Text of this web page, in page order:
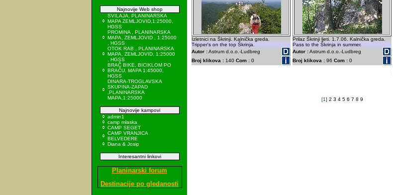
Najnovije Web shop
SVILAJA, PLANINARSKA
MAPA ZEMLJOVID,1:25000,
HGSS
PROMINA , PLANINARSKA
MAPA, ZEMLJOVID , 1:25000
, HGSS
OTOK RAB , PLANINARSKA
MAPA, ZEMLJOVID, 1:25000
, HGSS
BRAČ BIKE, BICIKLOM PO
BRAČU, MAPA 1:45000,
HGSS
DINARA-TROGLAVSKA
SKUPINA-ZAPAD
,PLANINARSKA
MAPA,1:25000
Najnovije kampovi
admin1
camp mlaska
CAMP SEGET
CAMP VRANJICA
BELVEDERE
Diana & Josip
Interesantni linkovi
Planinarski forum
Destinacije po gledanosti
Izletnici na Škrinji. Kalnička greda.
Tripper's on the top Škrinja.
Autor :Astrum d.o.o.-Ludbreg
Broj klikova : 140 Com : 0
Prilaz Škrinji ljeti. 1.7.06. Kalnička greda.
Pass to the Škrinja in summer.
Autor :Astrum d.o.o.-Ludbreg
Broj klikova : 96 Com : 0
[1] 2 3 4 5 6 7 8 9